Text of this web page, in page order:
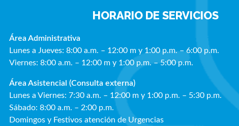
HORARIO DE SERVICIOS
Área Administrativa
Lunes a Jueves: 8:00 a.m. – 12:00 m y 1:00 p.m. – 6:00 p.m.
Viernes: 8:00 a.m. – 12:00 m y 1:00 p.m. – 5:00 p.m.
Área Asistencial (Consulta externa)
Lunes a Viernes: 7:30 a.m. – 12:00 m y 1:00 p.m. – 5:30 p.m.
Sábado: 8:00 a.m. – 2:00 p.m.
Domingos y Festivos atención de Urgencias